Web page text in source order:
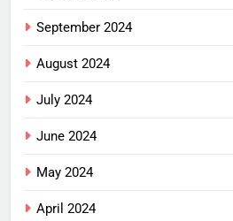
September 2024
August 2024
July 2024
June 2024
May 2024
April 2024